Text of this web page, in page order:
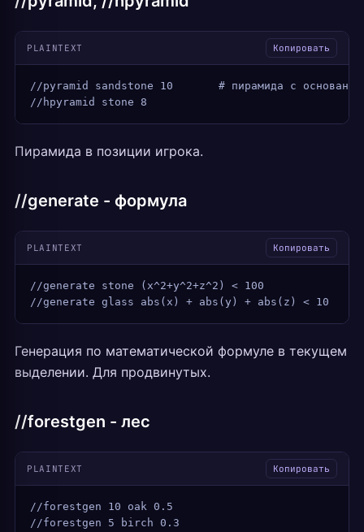
PLAINTEXT Копировать
//pyramid sandstone 10       # пирамида с
//hpyramid stone 8
Пирамида в позиции игрока.
//generate - формула
PLAINTEXT Копировать
//generate stone (x^2+y^2+z^2) < 100
//generate glass abs(x) + abs(y) + abs(z) < 10
Генерация по математической формуле в текущем
выделении. Для продвинутых.
//forestgen - лес
PLAINTEXT Копировать
//forestgen 10 oak 0.5
//forestgen 5 birch 0.3